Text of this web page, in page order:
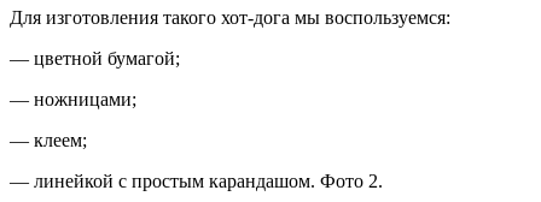
Для изготовления такого хот-дога мы воспользуемся:
— цветной бумагой;
— ножницами;
— клеем;
— линейкой с простым карандашом. Фото 2.